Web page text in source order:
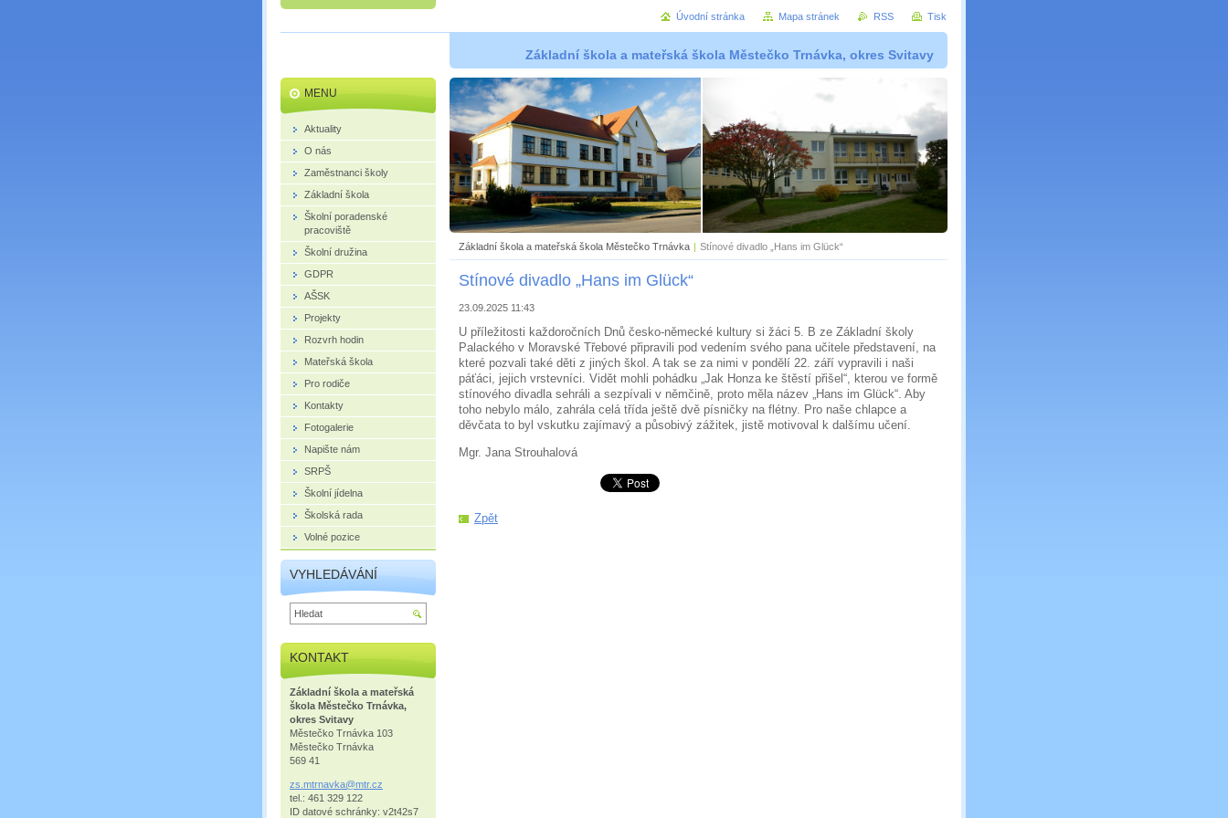
Základní škola a mateřská škola Městečko Trnávka, okres Svitavy
Základní škola a mateřská škola Městečko Trnávka | Stínové divadlo „Hans im Glück“
Stínové divadlo „Hans im Glück“
23.09.2025 11:43
U příležitosti každoročních Dnů česko-německé kultury si žáci 5. B ze Základní školy
Palackého v Moravské Třebové připravili pod vedením svého pana učitele představení, na
které pozvali také děti z jiných škol. A tak se za nimi v pondělí 22. září vypravili i naši
páťáci, jejich vrstevníci. Vidět mohli pohádku „Jak Honza ke štěstí přišel“, kterou ve formě
stínového divadla sehráli a sezpívali v němčině, proto měla název „Hans im Glück“. Aby
toho nebylo málo, zahrála celá třída ještě dvě písničky na flétny. Pro naše chlapce a
děvčata to byl vskutku zajímavý a působivý zážitek, jistě motivoval k dalšímu učení.
Mgr. Jana Strouhalová
Zpět
MENU
Aktuality
O nás
Zaměstnanci školy
Základní škola
Školní poradenské
pracoviště
Školní družina
GDPR
AŠSK
Projekty
Rozvrh hodin
Mateřská škola
Pro rodiče
Kontakty
Fotogalerie
Napište nám
SRPŠ
Školní jídelna
Školská rada
Volné pozice
VYHLEDÁVÁNÍ
KONTAKT
Základní škola a mateřská
škola Městečko Trnávka,
okres Svitavy
Městečko Trnávka 103
Městečko Trnávka
569 41
zs.mtrnavka@mtr.cz
tel.: 461 329 122
ID datové schránky: v2t42s7
Úvodní stránka Mapa stránek RSS Tisk